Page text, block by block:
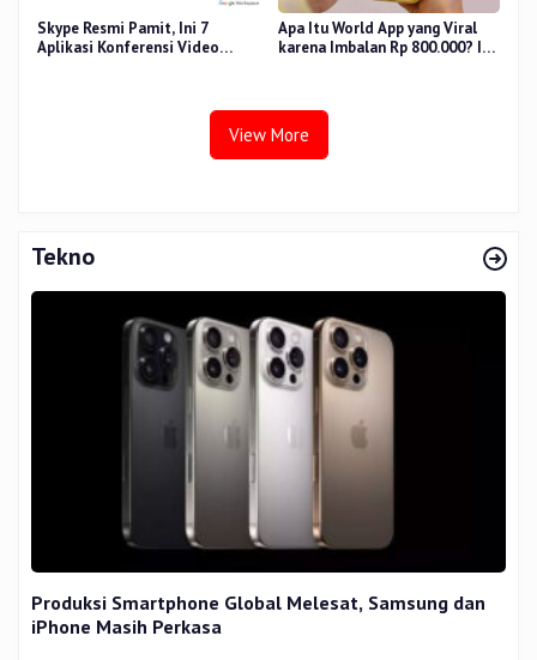
Skype Resmi Pamit, Ini 7
Aplikasi Konferensi Video
Apa Itu World App yang Viral
karena Imbalan Rp 800.000? Ini
View More
Tekno
Produksi Smartphone Global Melesat, Samsung dan
iPhone Masih Perkasa